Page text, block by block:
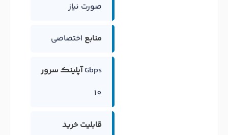
صورت نیاز
منابع اختصاصی
آپلینک سرور Gbps
10
قابلیت خرید